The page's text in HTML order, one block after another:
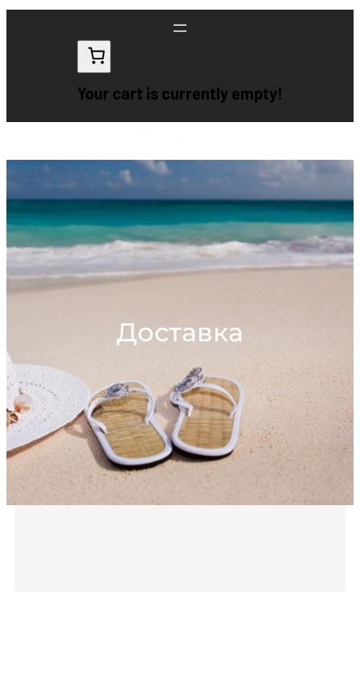
содержимому
Your cart is currently empty!
Доставка